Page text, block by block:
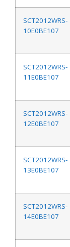
SCT2012WRS-
10E0BE107
SCT2012WRS-
11E0BE107
SCT2012WRS-
12E0BE107
SCT2012WRS-
13E0BE107
SCT2012WRS-
14E0BE107